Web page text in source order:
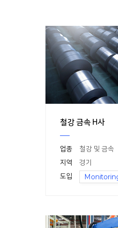
철강 금속 H사
업종
철강 및 금속
지역
경기
도입